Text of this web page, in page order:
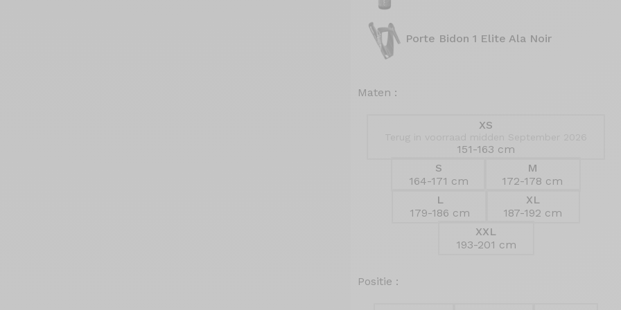
Porte Bidon 1 Elite Ala Noir
Maten :
XS
151-163 cm
S
164-171 cm
M
172-178 cm
L
179-186 cm
XL
187-192 cm
XXL
193-201 cm
Positie :